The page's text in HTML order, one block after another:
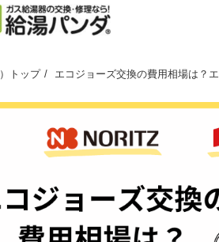
） トップ エコジョーズ交換の費用相場は？